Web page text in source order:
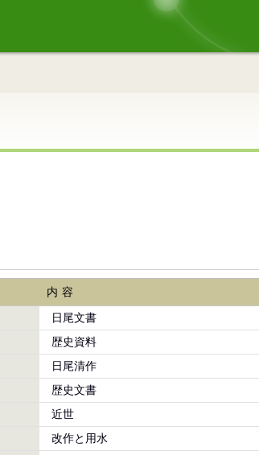
内容
日尾文書
歴史資料
日尾清作
歴史文書
近世
改作と用水